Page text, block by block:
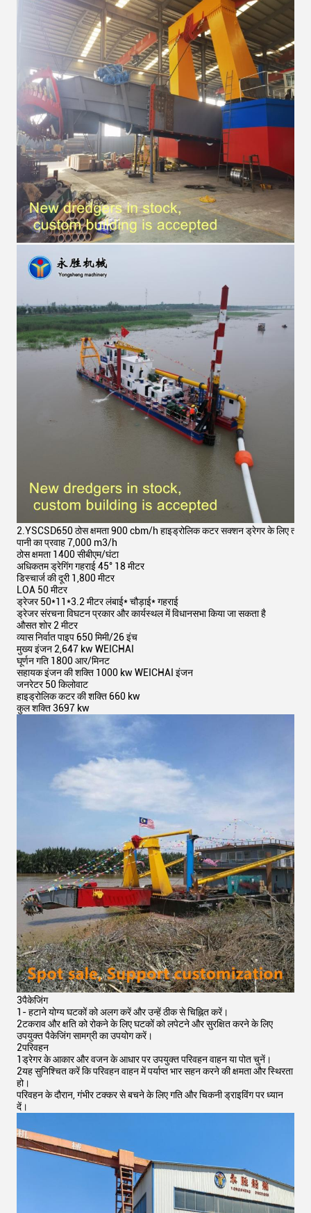
2.YSCSD650 ठोस क्षमता 900 cbm/h हाइड्रोलिक कटर सक्शन ड्रेगर के लिए
पानी का प्रवाह 7,000 m3/h
ठोस क्षमता 1400 सीबीएम/घंटा
अधिकतम ड्रेगिंग गहराई 45° 18 मीटर
डिस्चार्ज की दूरी 1,800 मीटर
LOA 50 मीटर
ड्रेजर 50*11*3.2 मीटर लंबाई* चौड़ाई* गहराई
ड्रेजर संरचना विघटन प्रकार और कार्यस्थल में विधानसभा किया जा सकता है
औसत शोर 2 मीटर
व्यास निर्वात पाइप 650 मिमी/26 इंच
मुख्य इंजन 2,647 kw WEICHAI
घूर्णन गति 1800 आर/मिनट
सहायक इंजन की शक्ति 1000 kw WEICHAI इंजन
जनरेटर 50 किलोवाट
हाइड्रोलिक कटर की शक्ति 660 kw
कुल शक्ति 3697 kw
3पैकेजिंग
1- हटाने योग्य घटकों को अलग करें और उन्हें ठीक से चिह्नित करें।
2टकराव और क्षति को रोकने के लिए घटकों को लपेटने और सुरक्षित करने के लिए
उपयुक्त पैकेजिंग सामग्री का उपयोग करें।
2परिवहन
1ड्रेगर के आकार और वजन के आधार पर उपयुक्त परिवहन वाहन या पोत चुनें।
2यह सुनिश्चित करें कि परिवहन वाहन में पर्याप्त भार सहन करने की क्षमता और स्थिरता
हो।
परिवहन के दौरान, गंभीर टक्कर से बचने के लिए गति और चिकनी ड्राइविंग पर ध्यान
दें।